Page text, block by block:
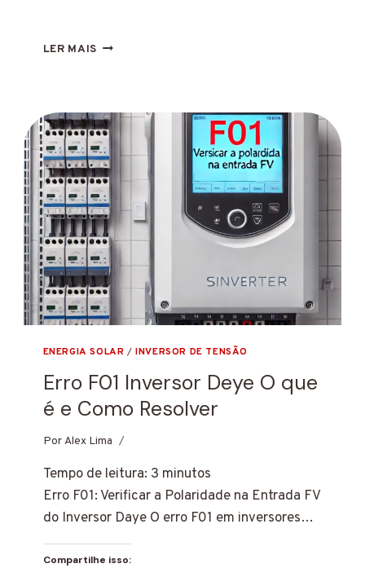
LER MAIS ERRO
O
QUE
É
E
COMO
RESOLVER
ENERGIA SOLAR /INVERSOR DE TENSÃO
Erro F01 Inversor Deye O que
é e Como Resolver
PorAlex Lima
7 de janeiro de 2025
Tempo de leitura: 3 minutos
Erro F01: Verificar a Polaridade na Entrada FV
do Inversor Daye O erro F01 em inversores…
Compartilhe isso: